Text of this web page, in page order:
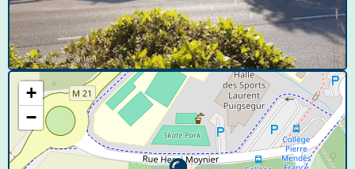
© Google User Content
+
−